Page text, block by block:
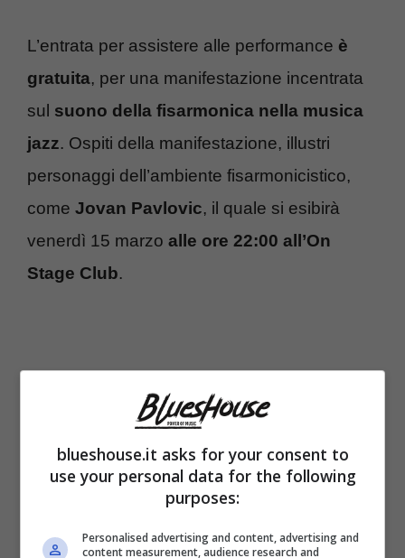
L’entrata per assistere alle performance è
gratuita, per una manifestazione incentrata
sul suono della fisarmonica nella musica
jazz. Ospiti della manifestazione, illustri
personaggi dell’ambiente fisarmonicistico,
come Jovan Pavlovic, il quale si esibirà
venerdì 15 marzo alle ore 22:00 all’On
Stage Club.
blueshouse.it asks for your consent to
use your personal data for the following
purposes:
Personalised advertising and content, advertising and
content measurement, audience research and